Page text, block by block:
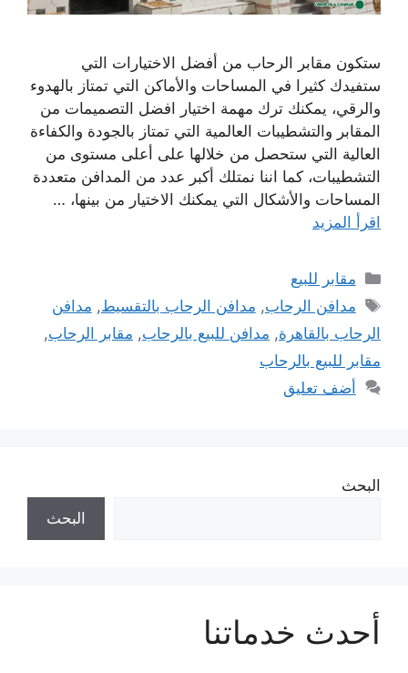
ستكون مقابر الرحاب من أفضل الاختيارات التي
ستفيدك كثيرا في المساحات والأماكن التي تمتاز بالهدوء
والرقي، يمكنك ترك مهمة اختيار افضل التصميمات من
المقابر والتشطيبات العالمية التي تمتاز بالجودة والكفاءة
العالية التي ستحصل من خلالها على أعلى مستوى من
التشطيبات، كما اننا نمتلك أكبر عدد من المدافن متعددة
المساحات والأشكال التي يمكنك الاختيار من بينها، …
اقرأ المزيد
التصنيفات
مقابر للبيع
الوسوم
مدافن الرحاب, مدافن الرحاب بالتقسيط, مدافن
الرحاب بالقاهرة, مدافن للبيع بالرحاب, مقابر الرحاب,
مقابر للبيع بالرحاب
أضف تعليق
البحث
البحث
أحدث خدماتنا